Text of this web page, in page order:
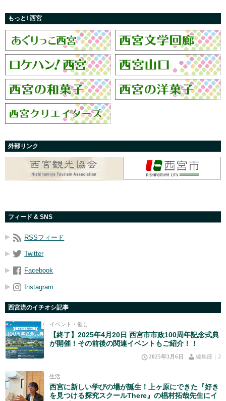
もっと! 西宮
外部リンク
フィード & SNS
RSSフィード
Twitter
Facebook
Instagram
西宮流のイチオシ記事
イベント・催し
【終了】2025年4月20日 西宮市市政100周年記念式典
が開催！その前後の関連イベントもご紹介！！
2025年3月6日 編集部｜J
生活
西宮に新しい学びの場が誕生！上ヶ原にできた『好き
を見つける探究スクールThere』の椙村拓哉先生にイ